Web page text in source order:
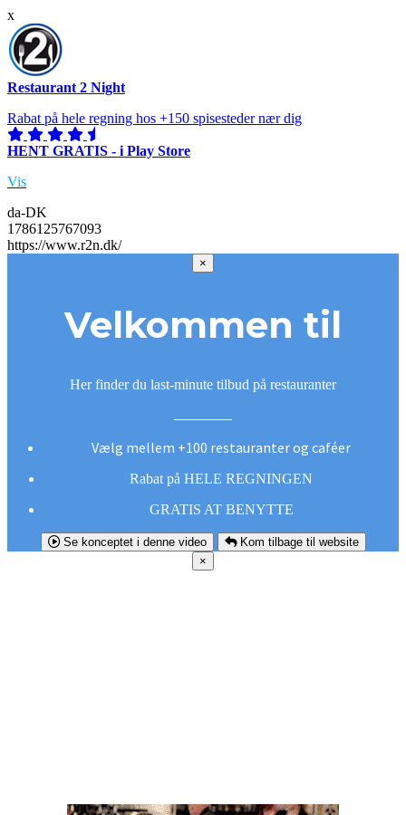
x
Restaurant 2 Night
Rabat på hele regning hos +150 spisesteder nær dig
HENT GRATIS - i Play Store
Vis
da-DK
1786125767093
https://www.r2n.dk/
×
Velkommen til
Her finder du last-minute tilbud på restauranter
Vælg mellem +100 restauranter og caféer
Rabat på HELE REGNINGEN
GRATIS AT BENYTTE
Se konceptet i denne video
Kom tilbage til website
×